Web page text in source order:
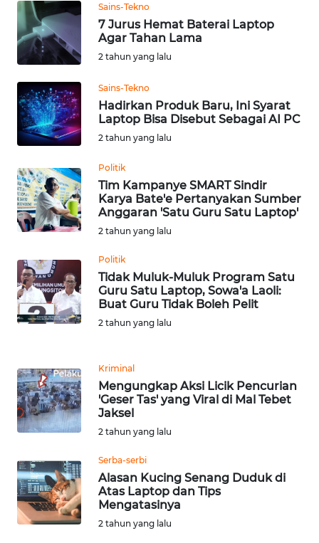
Sains-Tekno
7 Jurus Hemat Baterai Laptop
Agar Tahan Lama
2 tahun yang lalu
Sains-Tekno
Hadirkan Produk Baru, Ini Syarat
Laptop Bisa Disebut Sebagai AI PC
2 tahun yang lalu
Politik
Tim Kampanye SMART Sindir
Karya Bate'e Pertanyakan Sumber
Anggaran 'Satu Guru Satu Laptop'
2 tahun yang lalu
Politik
Tidak Muluk-Muluk Program Satu
Guru Satu Laptop, Sowa'a Laoli:
Buat Guru Tidak Boleh Pelit
2 tahun yang lalu
Kriminal
Mengungkap Aksi Licik Pencurian
'Geser Tas' yang Viral di Mal Tebet
Jaksel
2 tahun yang lalu
Serba-serbi
Alasan Kucing Senang Duduk di
Atas Laptop dan Tips
Mengatasinya
2 tahun yang lalu
Wahana
News
Regional
SUMUT
WN
JAKARTA
WN
JABAR
WN
WN
NTT
WN
PAPUA
PAPUA
BARAT
WN
RIAU